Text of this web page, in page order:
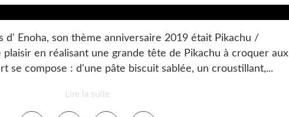
d' Enoha, son thème anniversaire 2019 était Pikachu /
plaisir en réalisant une grande tête de Pikachu à croquer aux
se compose : d'une pâte biscuit sablée, un croustillant,...
Lire la suite